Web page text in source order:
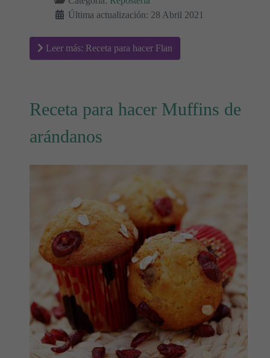
Última actualización: 28 Abril 2021
Leer más: Receta para hacer Flan
Receta para hacer Muffins de
arándanos